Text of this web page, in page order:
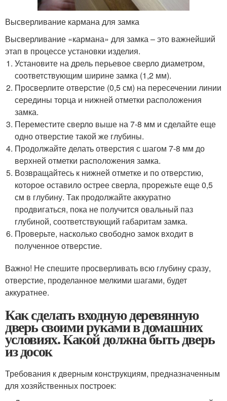
Высверливание кармана для замка
Высверливание «кармана» для замка – это важнейший
этап в процессе установки изделия.
Установите на дрель перьевое сверло диаметром,
соответствующим ширине замка (1,2 мм).
Просверлите отверстие (0,5 см) на пересечении линии
середины торца и нижней отметки расположения
замка.
Переместите сверло выше на 7-8 мм и сделайте еще
одно отверстие такой же глубины.
Продолжайте делать отверстия с шагом 7-8 мм до
верхней отметки расположения замка.
Возвращайтесь к нижней отметке и по отверстию,
которое оставило острее сверла, прорежьте еще 0,5
см в глубину. Так продолжайте аккуратно
продвигаться, пока не получится овальный паз
глубиной, соответствующий габаритам замка.
Проверьте, насколько свободно замок входит в
полученное отверстие.
Важно! Не спешите просверливать всю глубину сразу,
отверстие, проделанное мелкими шагами, будет
аккуратнее.
Как сделать входную деревянную
дверь своими руками в домашних
условиях. Какой должна быть дверь
из досок
Требования к дверным конструкциям, предназначенным
для хозяйственных построек: